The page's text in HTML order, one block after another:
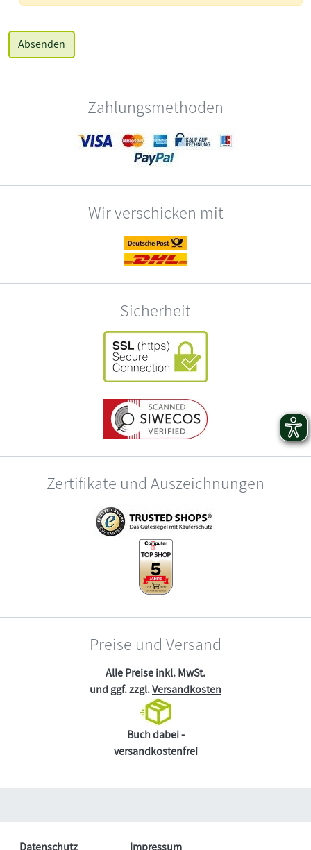
Zahlungsmethoden
Wir verschicken mit
Sicherheit
Zertifikate und Auszeichnungen
Preise und Versand
Alle Preise inkl. MwSt.
und ggf. zzgl.Versandkosten
Buch dabei -
versandkostenfrei
Datenschutz Impressum